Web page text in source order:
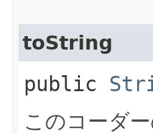
toString
public
このコーダ